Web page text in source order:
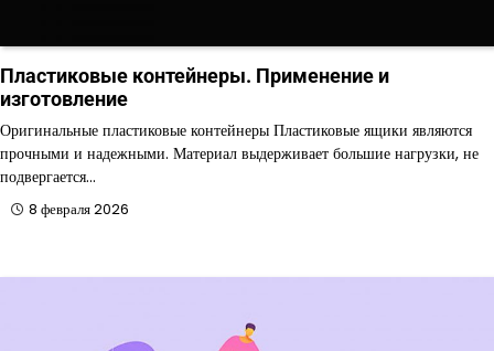
Пластиковые контейнеры. Применение и
изготовление
Оригинальные пластиковые контейнеры Пластиковые ящики являются
прочными и надежными. Материал выдерживает большие нагрузки, не
подвергается…
8 февраля 2026